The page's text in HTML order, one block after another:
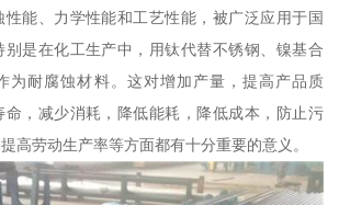
能、力学性能和工艺性能，被广泛应用于国
别是在化工生产中，用钛代替不锈钢、镍基合
为耐腐蚀材料。这对增加产量，提高产品质
命，减少消耗，降低能耗，降低成本，防止污
高劳动生产率等方面都有十分重要的意义。